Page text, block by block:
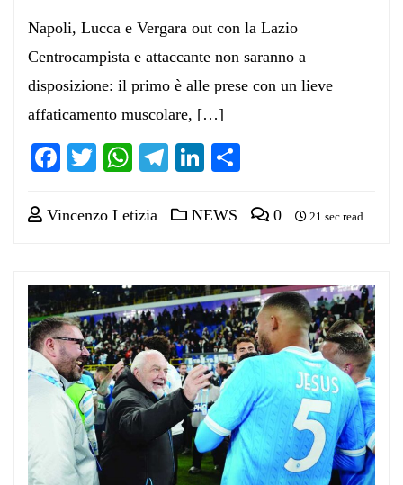
Napoli, Lucca e Vergara out con la Lazio
Centrocampista e attaccante non saranno a
disposizione: il primo è alle prese con un lieve
affaticamento muscolare, […]
Facebook
TwitterWhatsApp
Telegram
LinkedIn
Vincenzo Letizia NEWS 0 21 sec read